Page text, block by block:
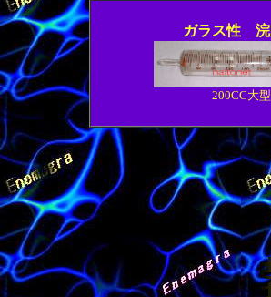
ガラス性 浣
200CC大型